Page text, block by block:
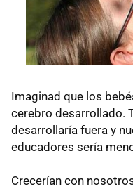
Imaginad que los
cerebro desarrollado.
desarrollaría fuera y
educadores sería
Crecerían con